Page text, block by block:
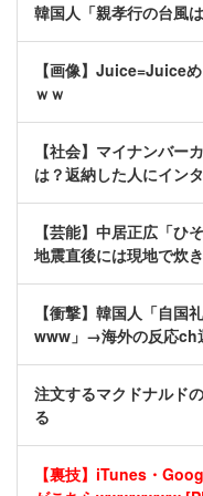
韓国人「親孝行の台風
【画像】Juice=Juice
ｗｗ
【社会】マイナンバー
は？返納した人にイン
【芸能】中居正広「
地震直後には現地で炊
【衝撃】韓国人「自国
www」→海外の反応ch
注文するマクドナルド
る
【裏技】iTunes・